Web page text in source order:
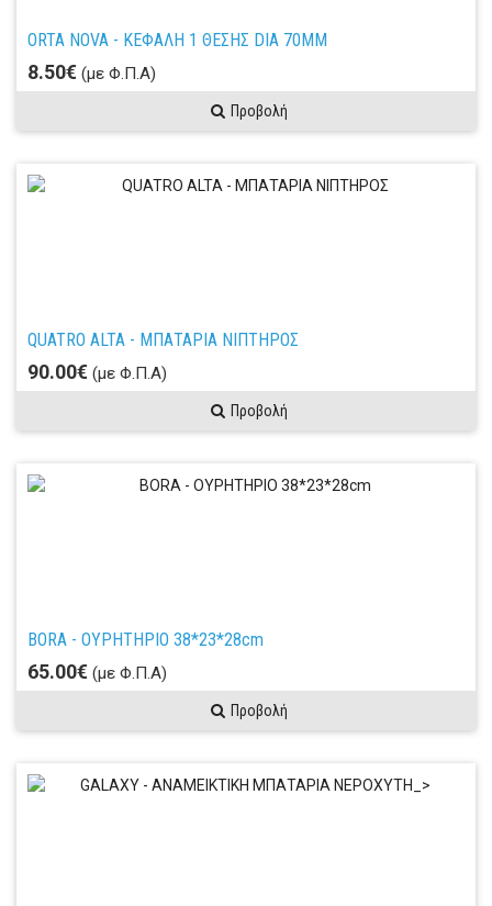
ORTA NOVA - ΚΕΦΑΛΗ 1 ΘΕΣΗΣ DIA 70ΜΜ
8.50€ (με Φ.Π.Α)
Προβολή
QUATRO ALTA - ΜΠΑΤΑΡΙΑ ΝΙΠΤΗΡΟΣ
90.00€ (με Φ.Π.Α)
Προβολή
BORA - ΟΥΡΗΤΗΡΙΟ 38*23*28cm
65.00€ (με Φ.Π.Α)
Προβολή